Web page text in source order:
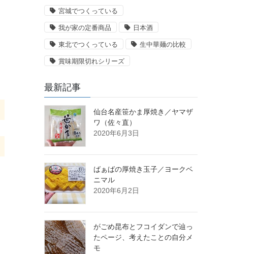
宮城でつくっている
我が家の定番商品 日本酒
東北でつくっている 生中華麺の比較
賞味期限切れシリーズ
最新記事
仙台名産笹かま厚焼き／ヤマザ
ワ（佐々直）
2020年6月3日
ばぁばの厚焼き玉子／ヨークベ
ニマル
2020年6月2日
がごめ昆布とフコイダンで辿っ
たページ、考えたことの自分メ
モ